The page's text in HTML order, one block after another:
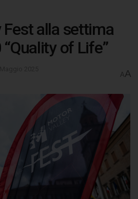
alla settima
of Life”
AA